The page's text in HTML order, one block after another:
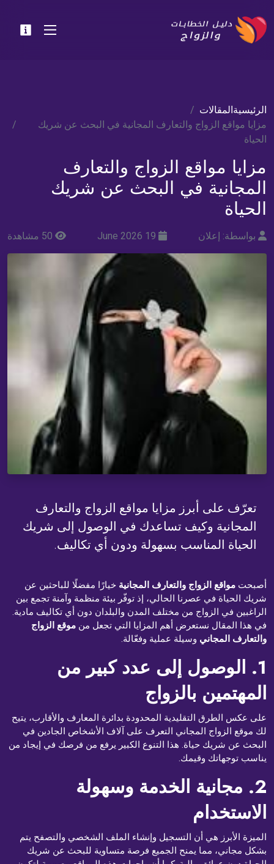
الرئيسيةالمقالات
مزايا مواقع الزواج والتعارف المجانية في البحث عن شريك
الحياة
مزايا مواقع الزواج والتعارف
المجانية في البحث عن شريك
الحياة
بواسطة: إعلان 19 June 2026 50 مشاهدة
تعرّف على أبرز مزايا مواقع الزواج والتعارف
المجانية وكيف تساعدك في الوصول إلى شريك
الحياة المناسب بسهولة ودون أي تكاليف.
أصبحت مواقع الزواج والتعارف المجانية خيارًا مفضلًا للباحثين عن
شريك الحياة في عصرنا الحالي، إذ توفّر بيئة منظمة وآمنة تجمع بين
الراغبين في الزواج من مختلف المدن والبلدان دون أي تكاليف مادية.
في هذا المقال نستعرض أهم المزايا التي تجعل من موقع الزواج
والتعارف المجاني وسيلة عملية وفعّالة.
1. الوصول إلى عدد كبير من
المهتمين بالزواج
على عكس الطرق التقليدية المحدودة بدائرة المعارف والأقارب، يتيح
لك موقع الزواج المجاني التعرف على آلاف الأشخاص الجادين في
البحث عن شريك حياة. هذا التنوع الكبير يرفع من فرصك في إيجاد من
يناسب توجهاتك وقيمك.
2. مجانية الخدمة وسهولة
الاستخدام
الميزة الأبرز هي أن التسجيل وإنشاء الملف الشخصي والتصفح يتم
بشكل مجاني، مما يمنح الجميع فرصة متساوية للبحث عن شريك